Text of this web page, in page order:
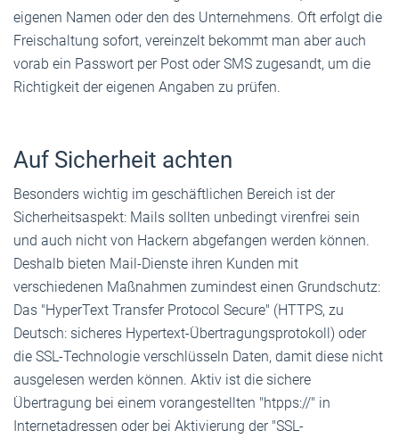
eigenen Namen oder den des Unternehmens. Oft erfolgt die
Freischaltung sofort, vereinzelt bekommt man aber auch
vorab ein Passwort per Post oder SMS zugesandt, um die
Richtigkeit der eigenen Angaben zu prüfen.
Auf Sicherheit achten
Besonders wichtig im geschäftlichen Bereich ist der
Sicherheitsaspekt: Mails sollten unbedingt virenfrei sein
und auch nicht von Hackern abgefangen werden können.
Deshalb bieten Mail-Dienste ­ihren Kunden mit
verschiedenen Maßnahmen zumindest einen Grundschutz:
Das "HyperText Transfer Protocol Secure" (HTTPS, zu
Deutsch: sicheres Hypertext-Übertragungsprotokoll) oder
die SSL-Technologie verschlüsseln Daten, damit diese nicht
ausgelesen werden können. Aktiv ist die ­sichere
Übertragung bei einem vorangestellten "htpps://" in
Internetadressen oder bei Aktivierung der "SSL-